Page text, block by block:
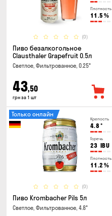
Плотность
11.5 %
(0)
Пиво безалкогольное
Clausthaler Grapefruit 0.5л
Светлое, Фильтрованное, 0.25°
43,50
грн за 1 шт
Крепость
4.8 °
Горечь
23 IBU
Плотность
11.2 %
(0)
Только онлайн
Пиво Krombacher Pils 5л
Светлое, Фильтрованное, 4.8°